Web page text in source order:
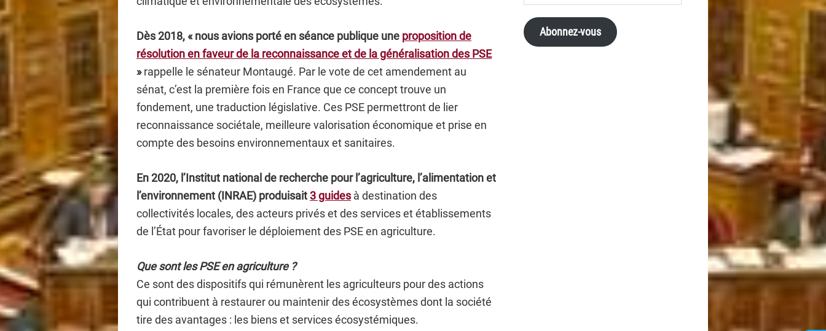
Dès 2018, « nous avions porté en séance publique une proposition de
résolution en faveur de la reconnaissance et de la généralisation des PSE
»rappelle le sénateur Montaugé. Par le vote de cet amendement au
sénat, c’est la première fois en France que ce concept trouve un
fondement, une traduction législative. Ces PSE permettront de lier
reconnaissance sociétale, meilleure valorisation économique et prise en
compte des besoins environnementaux et sanitaires.
En 2020, l’Institut national de recherche pour l’agriculture, l’alimentation et
l’environnement (INRAE) produisait3 guidesà destination des
collectivités locales, des acteurs privés et des services et établissements
de l’État pour favoriser le déploiement des PSE en agriculture.
Que sont les PSE en agriculture ?
Ce sont des dispositifs qui rémunèrent les agriculteurs pour des actions
qui contribuent à restaurer ou maintenir des écosystèmes dont la société
tire des avantages : les biens et services écosystémiques.
Abonnez-vous